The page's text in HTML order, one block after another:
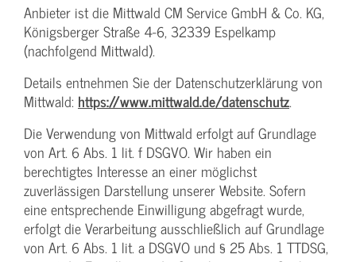
Anbieter ist die Mittwald CM Service GmbH & Co. KG,
Königsberger Straße 4-6, 32339 Espelkamp
(nachfolgend Mittwald).
Details entnehmen Sie der Datenschutzerklärung von
Mittwald: https://www.mittwald.de/datenschutz.
Die Verwendung von Mittwald erfolgt auf Grundlage
von Art. 6 Abs. 1 lit. f DSGVO. Wir haben ein
berechtigtes Interesse an einer möglichst
zuverlässigen Darstellung unserer Website. Sofern
eine entsprechende Einwilligung abgefragt wurde,
erfolgt die Verarbeitung ausschließlich auf Grundlage
von Art. 6 Abs. 1 lit. a DSGVO und § 25 Abs. 1 TTDSG,